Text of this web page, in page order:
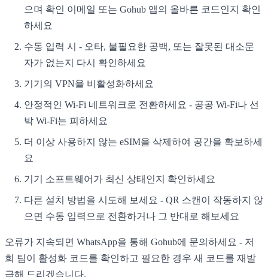
으며 확인 이메일 또는 Gohub 앱의 올바른 코드인지 확인
하세요
수동 입력 시 - 오타, 불필요한 공백, 또는 잘못된 대소문
자가 없는지 다시 확인하세요
기기의 VPN을 비활성화하세요
안정적인 Wi-Fi 네트워크로 전환하세요 - 공공 Wi-Fi나 선
박 Wi-Fi는 피하세요
더 이상 사용하지 않는 eSIM을 삭제하여 공간을 확보하세
요
기기 소프트웨어가 최신 상태인지 확인하세요
다른 설치 방법을 시도해 보세요 - QR 스캔이 작동하지 않
으면 수동 입력으로 전환하거나 그 반대로 해보세요
오류가 지속되면 WhatsApp을 통해 Gohub에 문의하세요 - 저
희 팀이 활성화 코드를 확인하고 필요한 경우 새 코드를 재발
급해 드리겠습니다.